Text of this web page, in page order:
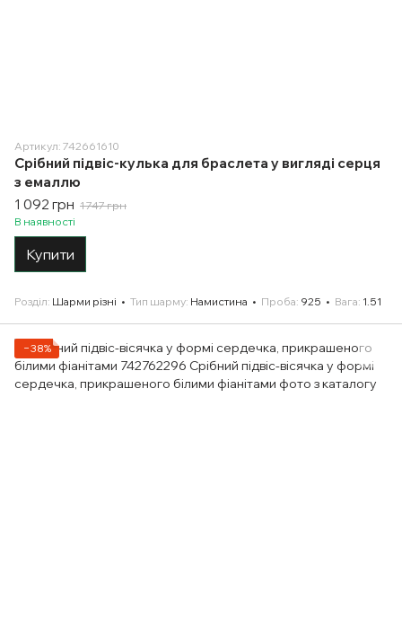
Артикул: 742661610
Срібний підвіс-кулька для браслета у вигляді серця
з емаллю
1 092 грн 1 747 грн
В наявності
Купити
Розділ Шарми різні Тип шарму Намистина Проба 925 Вага 1.51
−38%